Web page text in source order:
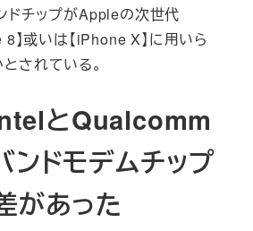
ドチップがAppleの次世代
】或いは【iPhone X】に用いら
されている。
とQualcomm
ンドモデムチップ
があった